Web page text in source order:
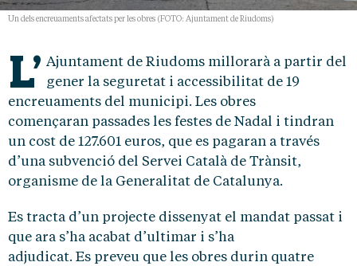
Un dels encreuaments afectats per les obres (FOTO: Ajuntament de Riudoms)
L’ Ajuntament de Riudoms millorarà a partir del
gener la seguretat i accessibilitat de 19
encreuaments del municipi. Les obres
començaran passades les festes de Nadal i tindran
un cost de 127.601 euros, que es pagaran a través
d’una subvenció del Servei Català de Trànsit,
organisme de la Generalitat de Catalunya.
Es tracta d’un projecte dissenyat el mandat passat i
que ara s’ha acabat d’ultimar i s’ha
adjudicat. Es preveu que les obres durin quatre